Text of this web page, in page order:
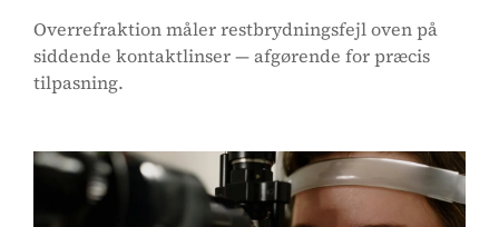
Overrefraktion måler restbrydningsfejl oven på
siddende kontaktlinser — afgørende for præcis
tilpasning.